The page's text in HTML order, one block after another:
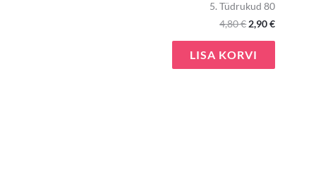
5. Tüdrukud 80
4,80€ 2,90€
LISA KORVI